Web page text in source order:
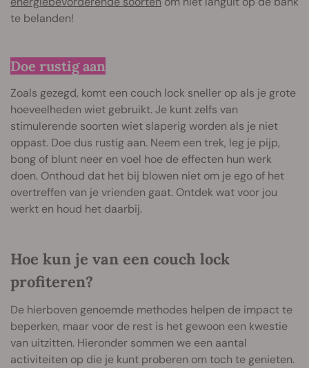
te belanden!
Doe rustig aan
Zoals gezegd, komt een couch lock sneller op als je grote
hoeveelheden wiet gebruikt. Je kunt zelfs van
stimulerende soorten wiet slaperig worden als je niet
oppast. Doe dus rustig aan. Neem een trek, leg je pijp,
bong of blunt neer en voel hoe de effecten hun werk
doen. Onthoud dat het bij blowen niet om je ego of het
overtreffen van je vrienden gaat. Ontdek wat voor jou
werkt en houd het daarbij.
Hoe kun je van een couch lock
profiteren?
De hierboven genoemde methodes helpen de impact te
beperken, maar voor de rest is het gewoon een kwestie
van uitzitten. Hieronder sommen we een aantal
activiteiten op die je kunt proberen om toch te genieten.